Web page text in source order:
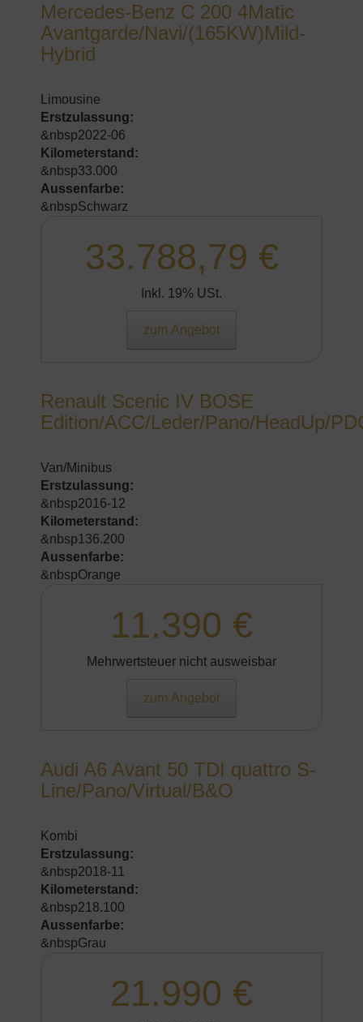
Mercedes-Benz C 200 4Matic
Avantgarde/Navi/(165KW)Mild-
Hybrid
Limousine
Erstzulassung:
&nbsp2022-06
Kilometerstand:
&nbsp33.000
Aussenfarbe:
&nbspSchwarz
33.788,79 €
Inkl. 19% USt.
zum Angebot
Renault Scenic IV BOSE
Edition/ACC/Leder/Pano/HeadUp/
Van/Minibus
Erstzulassung:
&nbsp2016-12
Kilometerstand:
&nbsp136.200
Aussenfarbe:
&nbspOrange
11.390 €
Mehrwertsteuer nicht ausweisbar
zum Angebot
Audi A6 Avant 50 TDI quattro S-
Line/Pano/Virtual/B&O
Kombi
Erstzulassung:
&nbsp2018-11
Kilometerstand:
&nbsp218.100
Aussenfarbe:
&nbspGrau
21.990 €